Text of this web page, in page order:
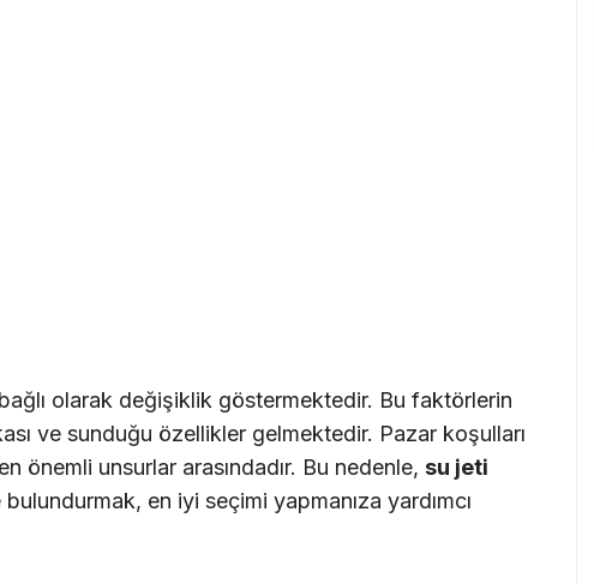
olarak değişiklik göstermektedir. Bu faktörlerin
ve sunduğu özellikler gelmektedir. Pazar koşulları
önemli unsurlar arasındadır. Bu nedenle, su jeti
en iyi seçimi yapmanıza yardımcı